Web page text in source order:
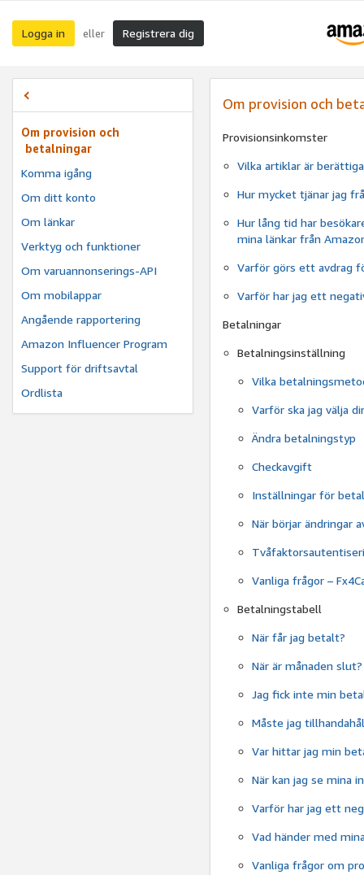
Logga in eller Registrera dig
Om provision och
betalningar
Komma igång
Om ditt konto
Om länkar
Verktyg och funktioner
Om varuannonserings-API
Om mobilappar
Angående rapportering
Amazon Influencer Program
Support för driftsavtal
Ordlista
Om provision och
Provisionsinkomster
Vilka artiklar är
Hur mycket tjänar jag
Hur lång tid har
mina länkar från
Varför görs ett avdrag
Varför har jag ett
Betalningar
Betalningsinställning
Vilka
Varför ska jag välja
Ändra betalningstyp
Checkavgift
Inställningar för
När börjar ändringar
Vanliga frågor –
Betalningstabell
När får jag betalt?
När är månaden slut?
Jag fick inte min
Måste jag
Var hittar jag min
När kan jag se mina
Varför har jag ett
Vad händer med
Vanliga frågor om